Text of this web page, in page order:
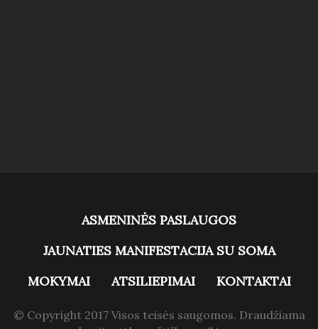
ASMENINĖS PASLAUGOS
JAUNATIES MANIFESTACIJA SU SOMA
MOKYMAI
ATSILIEPIMAI KONTAKTAI
© Copyright 2017 Visos teisės saugomos. Draudžiama